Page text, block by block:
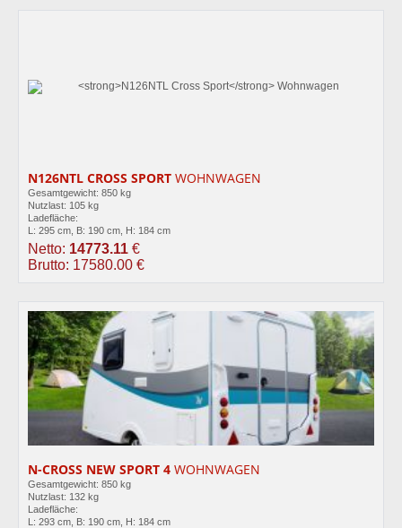
N126NTL CROSS SPORT WOHNWAGEN
Gesamtgewicht: 850 kg
Nutzlast: 105 kg
Ladefläche:
L: 295 cm, B: 190 cm, H: 184 cm
Netto: 14773.11 €
Brutto: 17580.00 €
N-CROSS NEW SPORT 4 WOHNWAGEN
Gesamtgewicht: 850 kg
Nutzlast: 132 kg
Ladefläche:
L: 293 cm, B: 190 cm, H: 184 cm